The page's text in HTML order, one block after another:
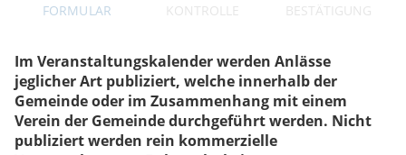
FORMULAR KONTROLLE BESTÄTIGUNG
Im Veranstaltungskalender werden Anlässe
jeglicher Art publiziert, welche innerhalb der
Gemeinde oder im Zusammenhang mit einem
Verein der Gemeinde durchgeführt werden. Nicht
publiziert werden rein kommerzielle